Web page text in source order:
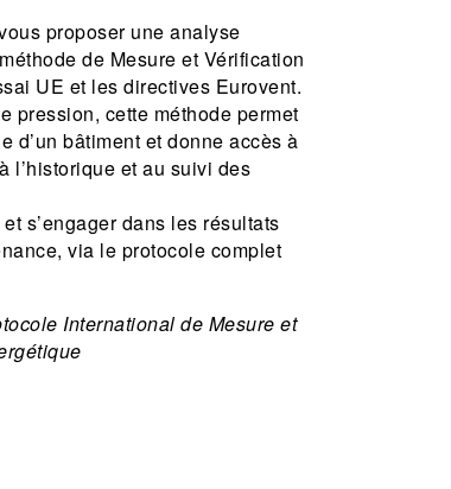
proposer une analyse
de Mesure et Vérification
UE et les directives Eurovent.
pression, cette méthode permet
d’un bâtiment et donne accès à
l’historique et au suivi des
s’engager dans les résultats
via le protocole complet
International de Mesure et